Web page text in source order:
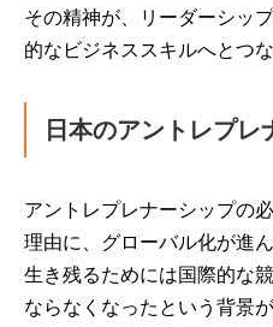
その精神が、リーダーシッ
的なビジネススキルへとつ
日本のアントレプレ
アントレプレナーシップの
理由に、グローバル化が進
生き残るためには国際的な
ならなくなったという背景が